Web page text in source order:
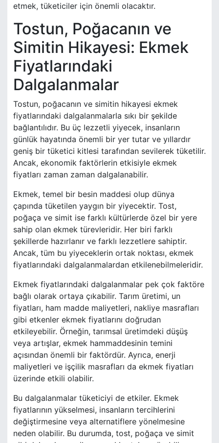
etmek, tüketiciler için önemli olacaktır.
Tostun, Poğacanın ve
Simitin Hikayesi: Ekmek
Fiyatlarındaki
Dalgalanmalar
Tostun, poğacanın ve simitin hikayesi ekmek
fiyatlarındaki dalgalanmalarla sıkı bir şekilde
bağlantılıdır. Bu üç lezzetli yiyecek, insanların
günlük hayatında önemli bir yer tutar ve yıllardır
geniş bir tüketici kitlesi tarafından sevilerek tüketilir.
Ancak, ekonomik faktörlerin etkisiyle ekmek
fiyatları zaman zaman dalgalanabilir.
Ekmek, temel bir besin maddesi olup dünya
çapında tüketilen yaygın bir yiyecektir. Tost,
poğaça ve simit ise farklı kültürlerde özel bir yere
sahip olan ekmek türevleridir. Her biri farklı
şekillerde hazırlanır ve farklı lezzetlere sahiptir.
Ancak, tüm bu yiyeceklerin ortak noktası, ekmek
fiyatlarındaki dalgalanmalardan etkilenebilmeleridir.
Ekmek fiyatlarındaki dalgalanmalar pek çok faktöre
bağlı olarak ortaya çıkabilir. Tarım üretimi, un
fiyatları, ham madde maliyetleri, nakliye masrafları
gibi etkenler ekmek fiyatlarını doğrudan
etkileyebilir. Örneğin, tarımsal üretimdeki düşüş
veya artışlar, ekmek hammaddesinin temini
açısından önemli bir faktördür. Ayrıca, enerji
maliyetleri ve işçilik masrafları da ekmek fiyatları
üzerinde etkili olabilir.
Bu dalgalanmalar tüketiciyi de etkiler. Ekmek
fiyatlarının yükselmesi, insanların tercihlerini
değiştirmesine veya alternatiflere yönelmesine
neden olabilir. Bu durumda, tost, poğaça ve simit